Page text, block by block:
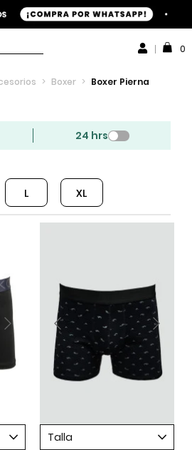
0
> Boxer > Boxer Pierna
24 hrs
L XL
Talla